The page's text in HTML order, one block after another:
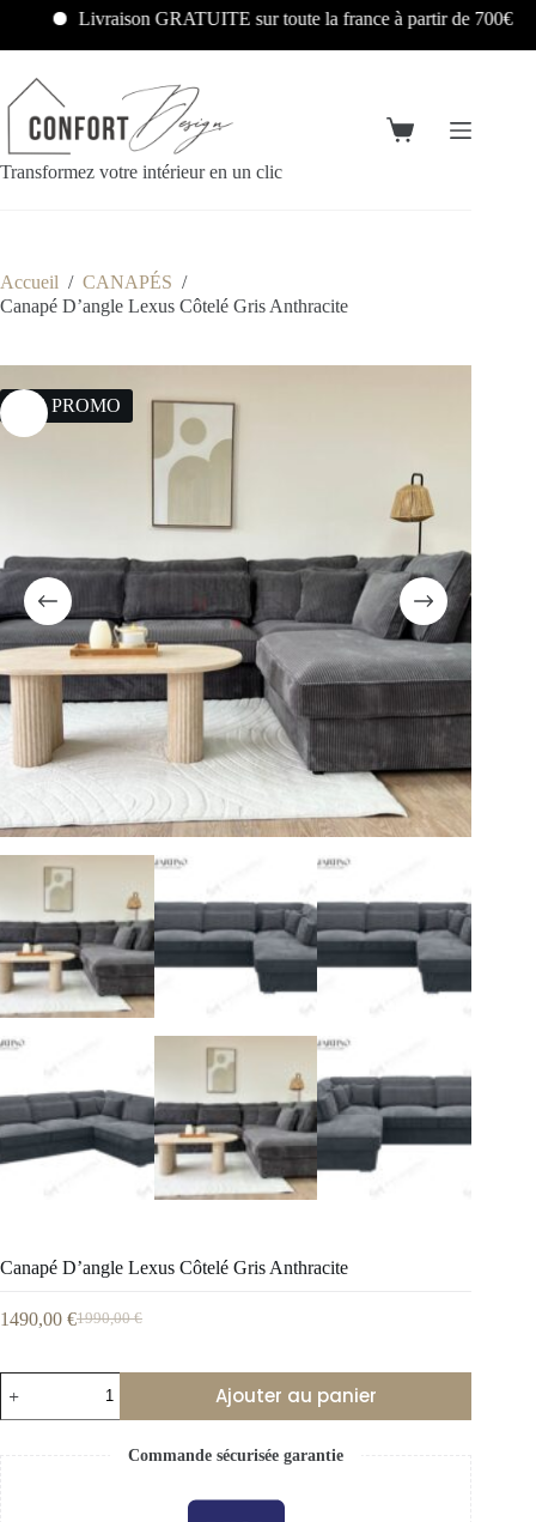
Livraison GRATUITE sur toute la france à partir de 700€
Transformez votre intérieur en un clic
Accueil / CANAPÉS /
Canapé D’angle Lexus Côtelé Gris Anthracite
25% PROMO
Canapé D’angle Lexus Côtelé Gris Anthracite
1990,00€
1490,00 €
Ajouter au panier
Commande sécurisée garantie